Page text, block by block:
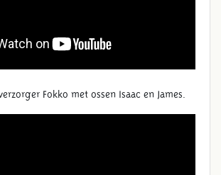
Fokko met ossen Isaac en James.